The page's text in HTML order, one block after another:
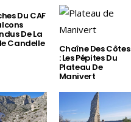
Du CAF
De La
Candelle Chaîne Des Côtes
: Les Pépites Du
Plateau De
Manivert